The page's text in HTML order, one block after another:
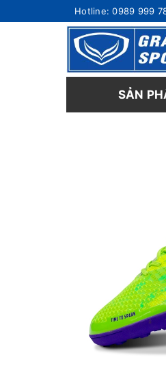
Hotline:0989 999
SẢN